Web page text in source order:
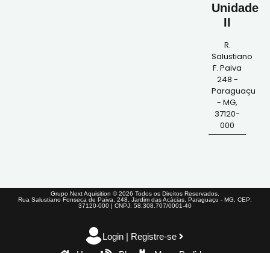
Unidade
II
R.
Salustiano
F. Paiva
248 -
Paraguaçu
- MG,
37120-
000
Grupo Next Aquisition © 2026 Todos os Direitos Reservados.
Rua Salustiano Fonseca de Paiva, 248, Jardim das Acácias, Paraguaçu - MG, CEP:
37120-000 | CNPJ: 58.308.707/0001-40
Login | Registre-se